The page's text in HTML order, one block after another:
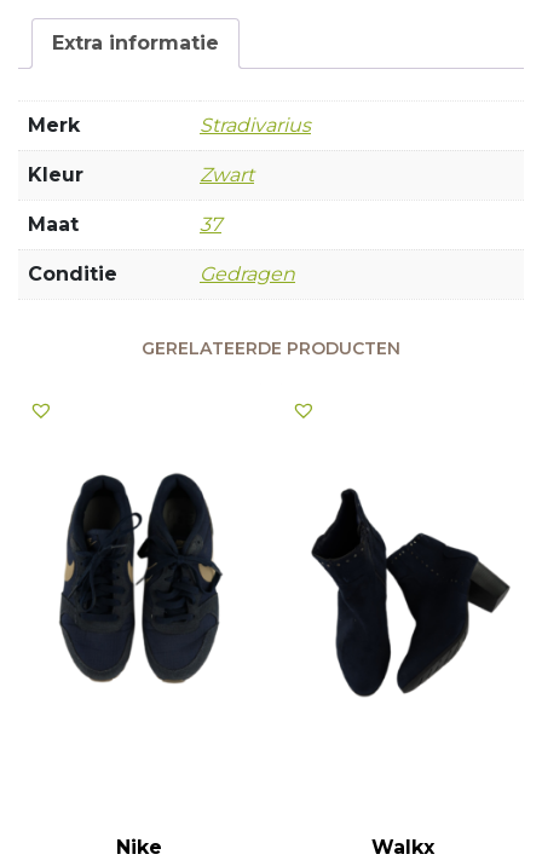
Extra informatie
Merk Stradivarius
Kleur Zwart
Maat 37
Conditie Gedragen
GERELATEERDE PRODUCTEN
Nike
Walkx